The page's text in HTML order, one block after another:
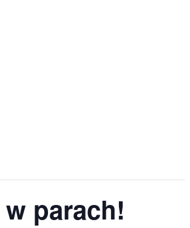
parach!